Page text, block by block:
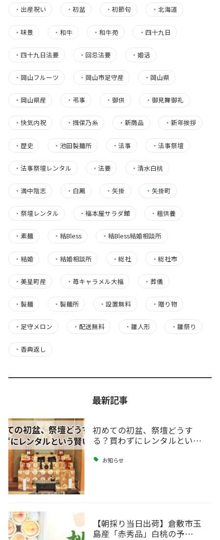
・ 出産祝い ・初盆 ・初節句 ・ 北海道
・ 味景 ・和牛 ・和牛苑 ・ 四十九日
・ 四十九日法要 ・回忌法要 ・婚活
・ 岡山フルーツ ・ 岡山市足守産 ・ 岡山県
・ 岡山県産 ・ 弔事 ・御供 ・ 御見舞御礼
・ 快気内祝 ・揖保乃糸 ・新商品 ・ 新年挨拶
・ 歴史 ・池田製麺所 ・法事 ・ 法事祭壇
・ 法事祭壇レンタル ・法要 ・清水白桃
・ 満中陰志 ・ 白鳳 ・矢掛 ・ 矢掛町
・ 祭壇レンタル ・福本屋サラダ館 ・ 粗供養
・ 素麺 ・ 結Bless ・ 結Bless結婚相談所
・ 結婚 ・ 結婚相談所 ・総社 ・ 総社市
・ 美星町産 ・苺キャラメル大福 ・葬儀
・ 製麺 ・製麺所 ・設置無料 ・ 贈り物
・ 足守メロン ・配送無料 ・雛人形 ・ 雛祭り
・ 香典返し
最新記事
初めての初盆、祭壇どうす
る？買わずにレンタルとい…
お知らせ
【朝採り当日出荷】倉敷市玉
島産「赤秀品」白桃の予…